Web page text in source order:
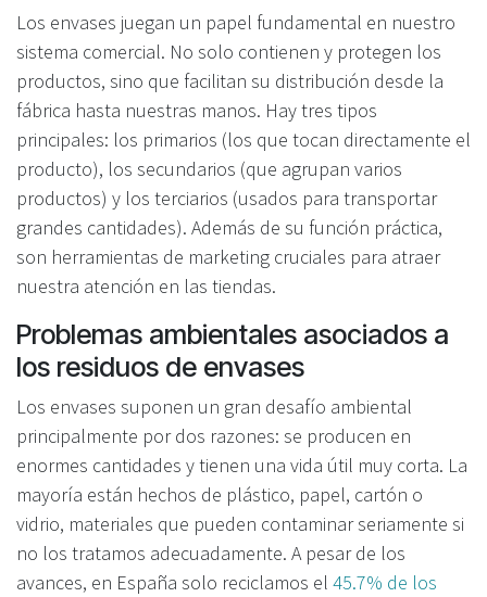
Los envases juegan un papel fundamental en nuestro
sistema comercial. No solo contienen y protegen los
productos, sino que facilitan su distribución desde la
fábrica hasta nuestras manos. Hay tres tipos
principales: los primarios (los que tocan directamente el
producto), los secundarios (que agrupan varios
productos) y los terciarios (usados para transportar
grandes cantidades). Además de su función práctica,
son herramientas de marketing cruciales para atraer
nuestra atención en las tiendas.
Problemas ambientales asociados a
los residuos de envases
Los envases suponen un gran desafío ambiental
principalmente por dos razones: se producen en
enormes cantidades y tienen una vida útil muy corta. La
mayoría están hechos de plástico, papel, cartón o
vidrio, materiales que pueden contaminar seriamente si
no los tratamos adecuadamente. A pesar de los
avances, en España solo reciclamos el 45.7% de los